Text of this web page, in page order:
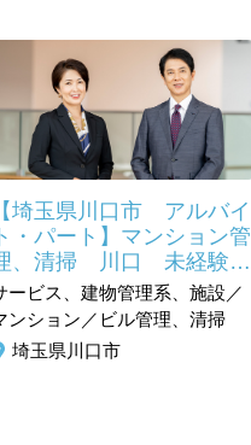
【埼玉県川口市 アルバイ
・パート】マンション管
、清掃 川口 未経験の
も大歓迎です
ービス、建物管理系、施設／
ンション／ビル管理、清掃
埼玉県川口市